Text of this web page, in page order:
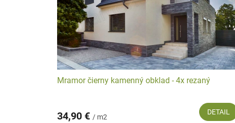
Faktom zostáva, že ani jeden umelo vytvorený obklad
vlastnosti, ktoré zodpovedajú modernej architektúre, pretoje
a určite neurobíte krok vedľa.
Mramor čierny kamenný obklad - 4x rezaný
34,90 € / m2
DETAIL